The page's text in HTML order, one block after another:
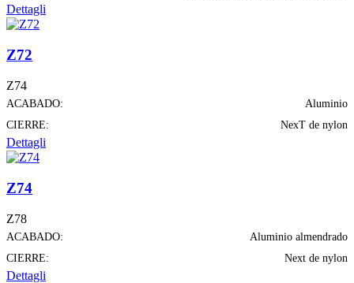
Dettagli
Z72
Z74
ACABADO:
Aluminio
CIERRE:
NexT de nylon
Dettagli
Z74
Z78
ACABADO:
Aluminio almendrado
CIERRE:
Next de nylon
Dettagli